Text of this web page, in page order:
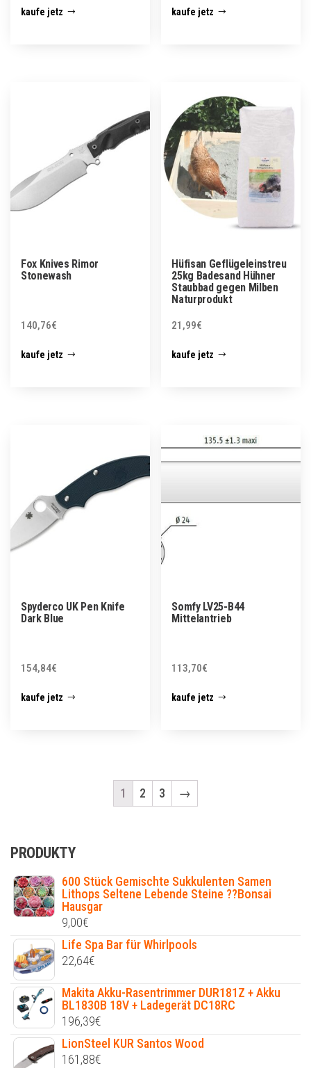
kaufe jetz kaufe jetz
Fox Knives Rimor
Stonewash
140,76€
kaufe jetz
Hüfisan Geflügeleinstreu
25kg Badesand Hühner
Staubbad gegen Milben
Naturprodukt
21,99€
kaufe jetz
Spyderco UK Pen Knife
Dark Blue
154,84€
kaufe jetz
Somfy LV25-B44
Mittelantrieb
113,70€
kaufe jetz
1 2 3 →
PRODUKTY
600 Stück Gemischte Sukkulenten Samen
Lithops Seltene Lebende Steine ??Bonsai
Hausgar
9,00€
Life Spa Bar für Whirlpools
22,64€
Makita Akku-Rasentrimmer DUR181Z + Akku
BL1830B 18V + Ladegerät DC18RC
196,39€
LionSteel KUR Santos Wood
161,88€